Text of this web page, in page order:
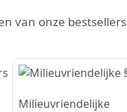
van onze bestsellers
Milieuvriendelijke